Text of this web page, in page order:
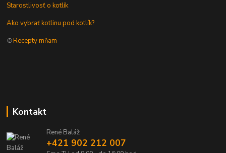
Starostlivosť o kotlík
Ako vybrať kotlinu pod kotlík?
🍲Recepty mňam
Kontakt
René Baláž
+421 902 212 007